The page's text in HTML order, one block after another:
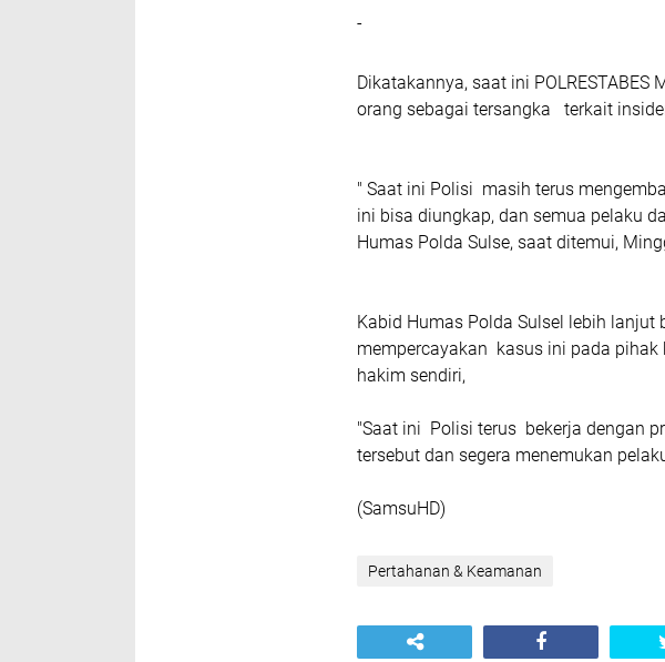
-
Dikatakannya, saat ini
orang sebagai tersangka terkait
" Saat ini Polisi masih terus
ini bisa diungkap, dan semua pelaku
Humas Polda Sulse, saat ditemui,
Kabid Humas Polda Sulsel lebih lanjut
mempercayakan kasus ini pada
hakim sendiri,
"Saat ini Polisi terus bekerja dengan
tersebut dan segera menemukan
(SamsuHD)
Pertahanan & Keamanan